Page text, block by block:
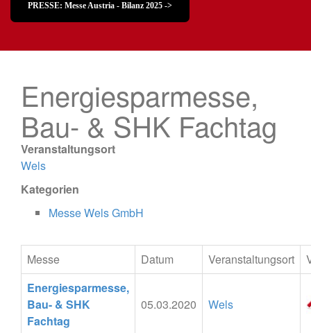
PRESSE: Messe Austria - Bilanz 2025 ->
Energiesparmesse,
Bau- & SHK Fachtag
Veranstaltungsort
Wels
Kategorien
Messe Wels GmbH
Messe Datum Veranstaltungsort
Energiesparmesse,
Bau- & SHK
Fachtag
05.03.2020 Wels